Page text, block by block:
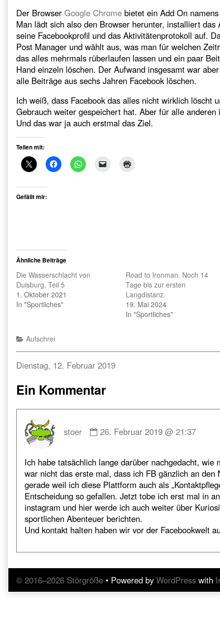
Der Browser Google Chrome bietet ein Add On
Man lädt sich also den Browser herunter, installiert
seine Facebookprofil und das Aktivitätenprotokoll auf.
Post Manager und wählt aus, was man für welchen
das alles mehrmals rüberlaufen lassen und ein paar
Hand einzeln löschen. Der Aufwand insgesamt war
alle Beiträge aus sechs Jahren Facebook löschen.
Ich weiß, dass Facebook das alles nicht wirklich löscht
Gebrauch weiter gespeichert hat. Aber für alle
Und das war ja auch erstmal das Ziel.
Teilen mit:
Gefällt mir:
Ähnliche Beiträge
Die Wasserschlacht von
Duisburg, Teil 5
1. Oktober 2021
In "Sportliches"
Road to Ironman. Noch 14
Tage bis zur ersten
Langdistanz.
19. Mai 2024
In "Sportliches"
Categories
Aufschrei
Beitragsnavigation
Previous
Dienstag, 12. Februar 2019
Ein Kommentar
stoer
by
on
26. Februar 2019 @ 21:37
Ich habe tatsächlich lange darüber nachgedacht, wie
war nicht das erste mal, dass ich FB gänzlich an den
gerade weil ich diese Plattform auch als
Entscheidung so gefallen. Jetzt tobe ich erst mal in
instagram und hier werde ich auch weiter über
sportlichen Abenteuer berichten.
Und kontakt halten haben wir vor der Facebookwelt
© 2016–2026 Störgröße • Powered by WordPress with